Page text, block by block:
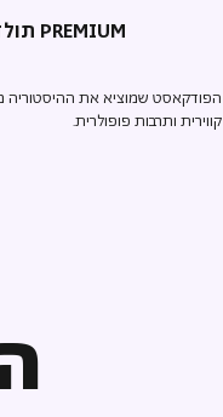
תולדות המיניות PREMIUM
הפודקאסט שמוציא את ההיסטוריה
קווירית ותרבות פופולרית.